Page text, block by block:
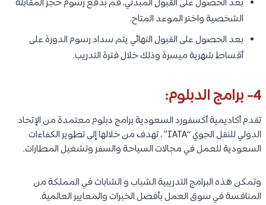
بعد الحصول على القبول المبدئي، قم بدفع رسوم حجز المقابلة
الشخصية واختر الموعد المتاح.
بعد الحصول على القبول النهائي يتم سداد رسوم الدورة على
أقساط شهرية ميسرة وذلك خلال فترة التدريب.
4- برامج الدبلوم:
تقدم أكاديمية أكسفورد السعودية برامج دبلوم معتمدة من الإتحاد
الدولي للنقل الجوي “IATA” ، تهدف من خلالها إلى تطوير الكفاءات
السعودية للعمل في مجالات السياحة والسفر وتشغيل المطارات.
وتمكن هذه البرامج التدريبية الشباب و الشابات في المملكة من
المنافسة في سوق العمل بأفضل الخبرات والمعايير العالمية.